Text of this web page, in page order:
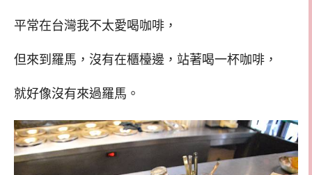
平常在台灣我不太愛喝咖啡，
但來到羅馬，沒有在櫃檯邊，站著喝一杯咖啡，
就好像沒有來過羅馬。